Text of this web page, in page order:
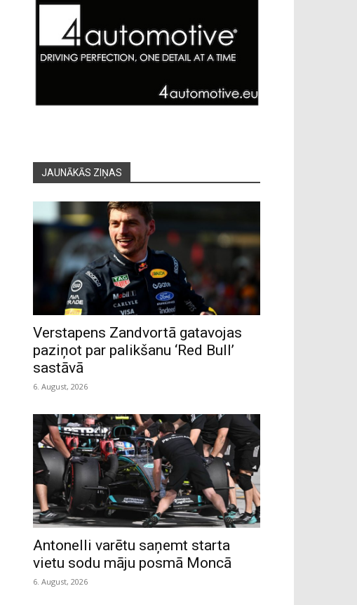
JAUNĀKĀS ZIŅAS
Verstapens Zandvortā gatavojas
paziņot par palikšanu ‘Red Bull’
sastāvā
6. August, 2026
Antonelli varētu saņemt starta
vietu sodu māju posmā Moncā
6. August, 2026